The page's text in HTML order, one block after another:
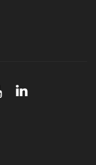
2026! (video)